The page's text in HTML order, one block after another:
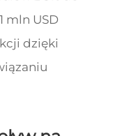
mln USD
dzięki